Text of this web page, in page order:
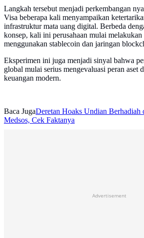
Langkah tersebut menjadi perkembangan
Visa beberapa kali menyampaikan
infrastruktur mata uang digital. Berbeda
konsep, kali ini perusahaan mulai
menggunakan stablecoin dan jaringan
Eksperimen ini juga menjadi sinyal bahwa
global mulai serius mengevaluasi peran aset
keuangan modern.
Baca JugaDeretan Hoaks Undian Berhadiah
Medsos, Cek Faktanya
Advertisement